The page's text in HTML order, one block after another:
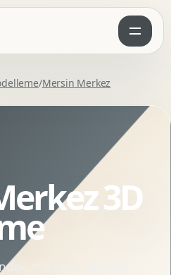
/Mersin Merkez
3D
markalar için SEO